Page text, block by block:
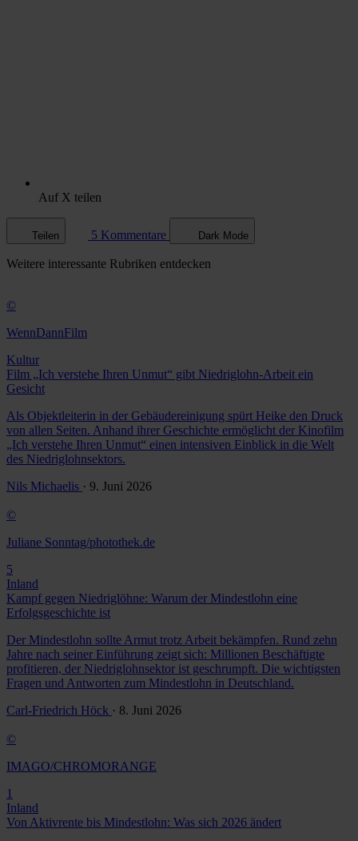
Auf X teilen
Teilen 5 Kommentare Dark Mode
Weitere interessante Rubriken entdecken
©
WennDannFilm
Kultur
Film „Ich verstehe Ihren Unmut“ gibt Niedriglohn-Arbeit ein
Gesicht
Als Objektleiterin in der Gebäudereinigung spürt Heike den Druck
von allen Seiten. Anhand ihrer Geschichte ermöglicht der Kinofilm
„Ich verstehe Ihren Unmut“ einen intensiven Einblick in die Welt
des Niedriglohnsektors.
Nils Michaelis · 9. Juni 2026
©
Juliane Sonntag/photothek.de
5
Inland
Kampf gegen Niedriglöhne: Warum der Mindestlohn eine
Erfolgsgeschichte ist
Der Mindestlohn sollte Armut trotz Arbeit bekämpfen. Rund zehn
Jahre nach seiner Einführung zeigt sich: Millionen Beschäftigte
profitieren, der Niedriglohnsektor ist geschrumpft. Die wichtigsten
Fragen und Antworten zum Mindestlohn in Deutschland.
Carl-Friedrich Höck · 8. Juni 2026
©
IMAGO/CHROMORANGE
1
Inland
Von Aktivrente bis Mindestlohn: Was sich 2026 ändert